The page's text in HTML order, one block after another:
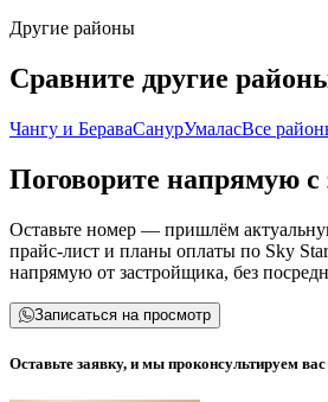
Другие районы
Сравните другие
Чангу и БераваСанурУмаласВсе
Поговорите напрямую
Оставьте номер — пришлём
прайс-лист и планы оплаты по Sky
напрямую от застройщика, без
Записаться на просмотр
Оставьте заявку, и мы проконсультируем